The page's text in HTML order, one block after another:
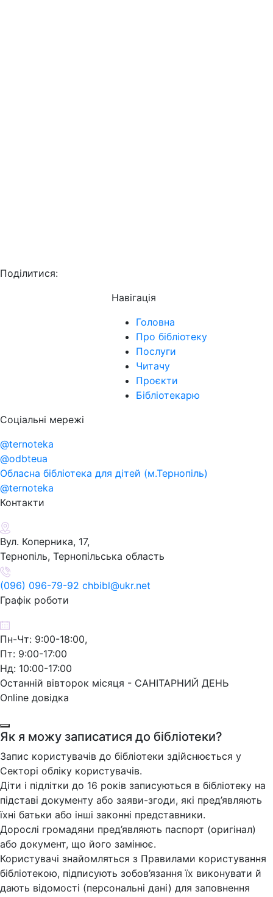
Поділитися:
Навігація
Головна
Про бібліотеку
Послуги
Читачу
Проєкти
Бібліотекарю
Соціальні мережі
@ternoteka
@odbteua
Обласна бібліотека для дітей (м.Тернопіль)
@ternoteka
Контакти
Вул. Коперника, 17,
Тернопіль, Тернопільська область
(096) 096-79-92 chbibl@ukr.net
Графік роботи
Пн-Чт: 9:00-18:00,
Пт: 9:00-17:00
Нд: 10:00-17:00
Останній вівторок місяця - САНІТАРНИЙ ДЕНЬ
Online довідка
Як я можу записатися до бібліотеки?
Запис користувачів до бібліотеки здійснюється у
Секторі обліку користувачів.
Діти і підлітки до 16 років записуються в бібліотеку на
підставі документу або заяви-згоди, які пред’являють
їхні батьки або інші законні представники.
Дорослі громадяни пред’являють паспорт (оригінал)
або документ, що його замінює.
Користувачі знайомляться з Правилами користування
бібліотекою, підписують зобов’язання їх виконувати й
дають відомості (персональні дані) для заповнення